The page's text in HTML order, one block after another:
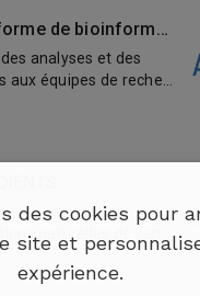
des cookies pour
site et
expérience.